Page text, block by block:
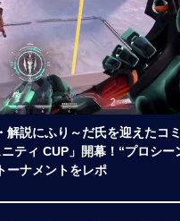
解説にふり～だ氏を迎えたコ
ティ CUP」開幕！“プロシー
ーナメントをレポ